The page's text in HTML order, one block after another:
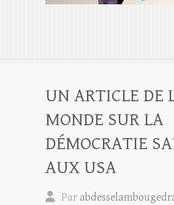
UN ARTICLE DE
MONDE SUR LA
DÉMOCRATIE
AUX USA
Par